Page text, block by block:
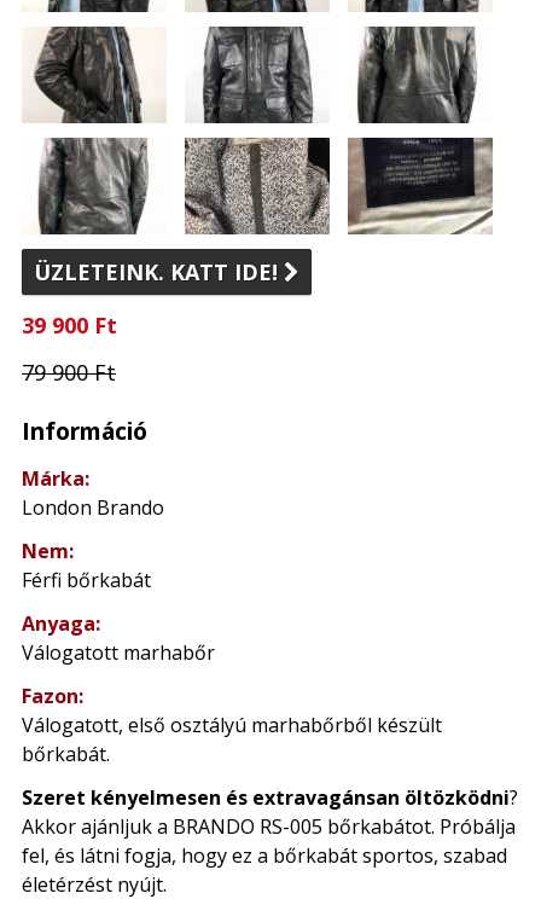
ÜZLETEINK. KATT IDE! 
39 900 Ft
79 900 Ft
Információ
Márka:
London Brando
Nem:
Férfi bőrkabát
Anyaga:
Válogatott marhabőr
Fazon:
Válogatott, első osztályú marhabőrből készült
bőrkabát.
Szeret kényelmesen és extravagánsan öltözködni?
Akkor ajánljuk a BRANDO RS-005 bőrkabátot. Próbálja
fel, és látni fogja, hogy ez a bőrkabát sportos, szabad
életérzést nyújt.